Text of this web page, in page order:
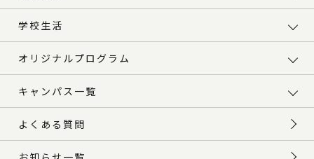
学校生活
オリジナルプログラム
キャンパス一覧
よくある質問